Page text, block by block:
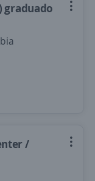
graduado
/